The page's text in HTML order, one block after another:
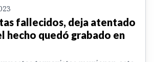
fallecidos, deja atentado
hecho quedó grabado en